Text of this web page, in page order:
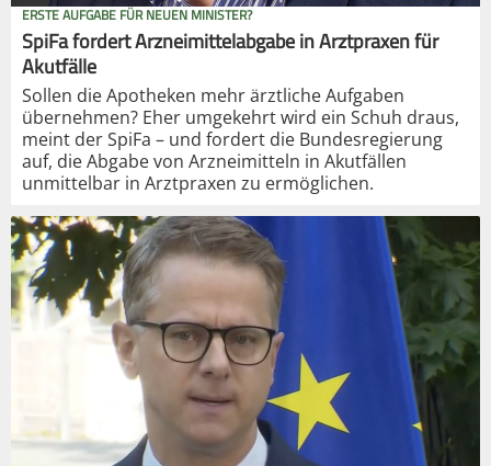
ERSTE AUFGABE FÜR NEUEN MINISTER?
SpiFa fordert Arzneimittelabgabe in Arztpraxen für
Akutfälle
Sollen die Apotheken mehr ärztliche Aufgaben
übernehmen? Eher umgekehrt wird ein Schuh draus,
meint der SpiFa – und fordert die Bundesregierung
auf, die Abgabe von Arzneimitteln in Akutfällen
unmittelbar in Arztpraxen zu ermöglichen.